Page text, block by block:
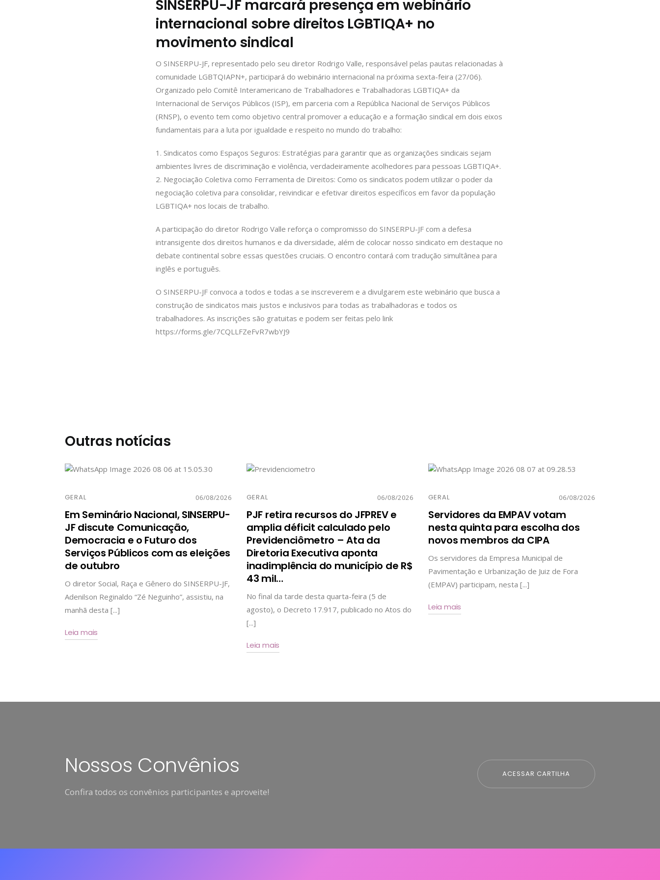
SINSERPU-JF marcará presença em webinário
internacional sobre direitos LGBTIQA+ no
movimento sindical
O SINSERPU-JF, representado pelo seu diretor Rodrigo Valle, responsável pelas pautas relacionadas à
comunidade LGBTQIAPN+, participará do webinário internacional na próxima sexta-feira (27/06).
Organizado pelo Comitê Interamericano de Trabalhadores e Trabalhadoras LGBTIQA+ da
Internacional de Serviços Públicos (ISP), em parceria com a República Nacional de Serviços Públicos
(RNSP), o evento tem como objetivo central promover a educação e a formação sindical em dois eixos
fundamentais para a luta por igualdade e respeito no mundo do trabalho:
1. Sindicatos como Espaços Seguros: Estratégias para garantir que as organizações sindicais sejam
ambientes livres de discriminação e violência, verdadeiramente acolhedores para pessoas LGBTIQA+.
2. Negociação Coletiva como Ferramenta de Direitos: Como os sindicatos podem utilizar o poder da
negociação coletiva para consolidar, reivindicar e efetivar direitos específicos em favor da população
LGBTIQA+ nos locais de trabalho.
A participação do diretor Rodrigo Valle reforça o compromisso do SINSERPU-JF com a defesa
intransigente dos direitos humanos e da diversidade, além de colocar nosso sindicato em destaque no
debate continental sobre essas questões cruciais. O encontro contará com tradução simultânea para
inglês e português.
O SINSERPU-JF convoca a todos e todas a se inscreverem e a divulgarem este webinário que busca a
construção de sindicatos mais justos e inclusivos para todas as trabalhadoras e todos os
trabalhadores. As inscrições são gratuitas e podem ser feitas pelo link
https://forms.gle/7CQLLFZeFvR7wbYJ9
Outras notícias
GERAL 06/08/2026
Em Seminário Nacional, SINSERPU-
JF discute Comunicação,
Democracia e o Futuro dos
Serviços Públicos com as eleições
de outubro
O diretor Social, Raça e Gênero do SINSERPU-JF,
Adenilson Reginaldo “Zé Neguinho”, assistiu, na
manhã desta [...]
Leia mais
GERAL 06/08/2026
PJF retira recursos do JFPREV e
amplia déficit calculado pelo
Previdenciômetro – Ata da
Diretoria Executiva aponta
inadimplência do município de R$
43 mil…
No final da tarde desta quarta-feira (5 de
agosto), o Decreto 17.917, publicado no Atos do
[...]
Leia mais
GERAL 06/08/2026
Servidores da EMPAV votam
nesta quinta para escolha dos
novos membros da CIPA
Os servidores da Empresa Municipal de
Pavimentação e Urbanização de Juiz de Fora
(EMPAV) participam, nesta [...]
Leia mais
Nossos Convênios
Confira todos os convênios participantes e aproveite!
ACESSAR CARTILHA